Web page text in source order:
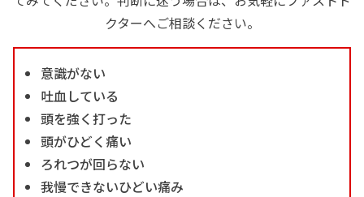
クターへご相談ください。
意識がない
吐血している
頭を強く打った
頭がひどく痛い
ろれつが回らない
我慢できないひどい痛み